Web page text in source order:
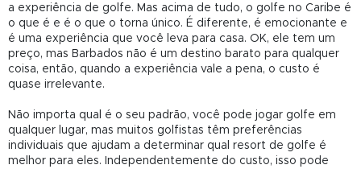
a experiência de golfe. Mas acima de tudo, o golfe no Caribe é
o que é e é o que o torna único. É diferente, é emocionante e
é uma experiência que você leva para casa. OK, ele tem um
preço, mas Barbados não é um destino barato para qualquer
coisa, então, quando a experiência vale a pena, o custo é
quase irrelevante.
Não importa qual é o seu padrão, você pode jogar golfe em
qualquer lugar, mas muitos golfistas têm preferências
individuais que ajudam a determinar qual resort de golfe é
melhor para eles. Independentemente do custo, isso pode